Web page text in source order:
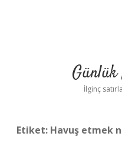
İlginç
Etiket: Havuş etmek